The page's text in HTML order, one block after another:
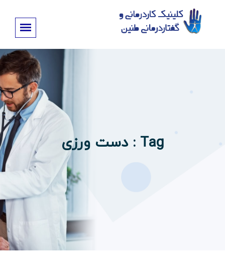
Tag : دست ورزی